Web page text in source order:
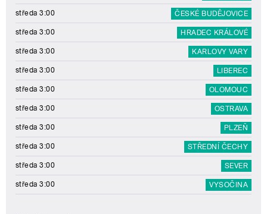
středa 3:00 ČESKÉ BUDĚJOVICE
středa 3:00 HRADEC KRÁLOVÉ
středa 3:00 KARLOVY VARY
středa 3:00 LIBEREC
středa 3:00 OLOMOUC
středa 3:00 OSTRAVA
středa 3:00 PLZEŇ
středa 3:00 STŘEDNÍ ČECHY
středa 3:00 SEVER
středa 3:00 VYSOČINA